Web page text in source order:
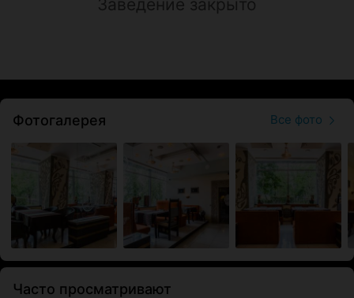
Заведение закрыто
Фотогалерея Все фото
Часто просматривают